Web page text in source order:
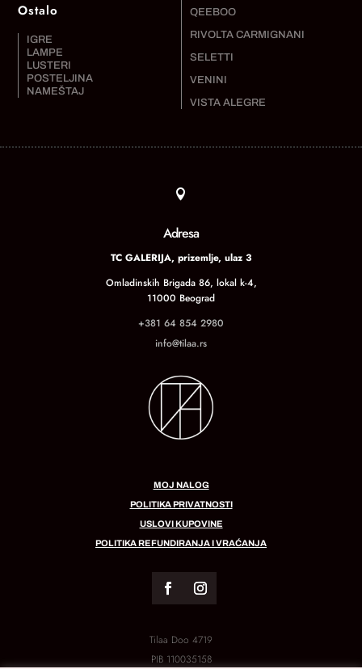
Ostalo
IGRE
LAMPE
LUSTERI
POSTELJINA
NAMEŠTAJ
QEEBOO
RIVOLTA CARMIGNANI
SELETTI
VENINI
VISTA ALEGRE

Adresa
TC GALERIJA, prizemlje, ulaz 3
Omladinskih Brigada 86, lokal k-4,
11000 Beograd
+381 64 854 2980
info@tilaa.rs
MOJ NALOG
POLITIKA PRIVATNOSTI
USLOVI KUPOVINE
POLITIKA REFUNDIRANJA I VRAĆANJA
Tilaa Doo 4719
PIB 110035158